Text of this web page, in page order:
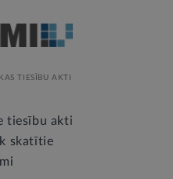
TIESĪBU AKTI
tiesību akti
skatītie